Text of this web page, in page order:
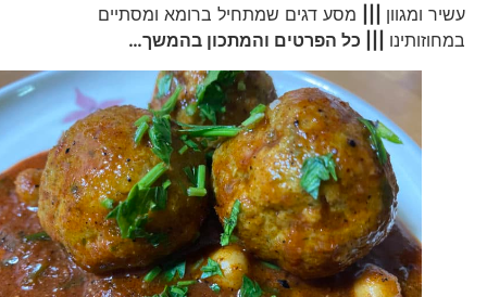
עשיר ומגוון|||
מסע דגים שמתחיל ברומא ומסתיים
במחוזותינו||| כל הפרטים והמתכון בהמשך…